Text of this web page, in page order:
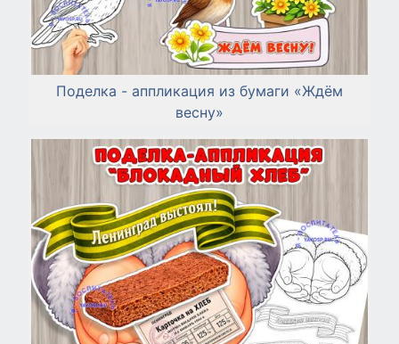
Поделка - аппликация из бумаги «Ждём
весну»